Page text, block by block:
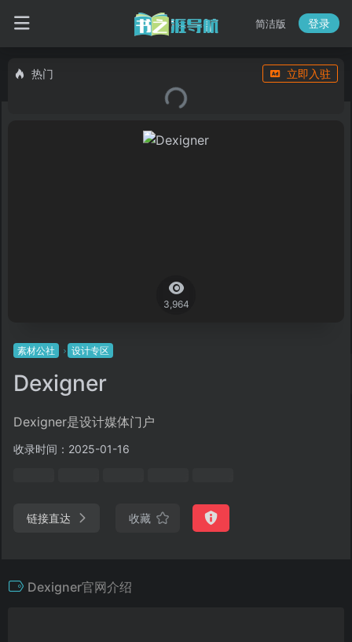
简洁版 登录
热门 立即入驻
3,964
素材公社 设计专区
Dexigner
Dexigner是设计媒体门户
收录时间：2025-01-16
链接直达 收藏
Dexigner官网介绍